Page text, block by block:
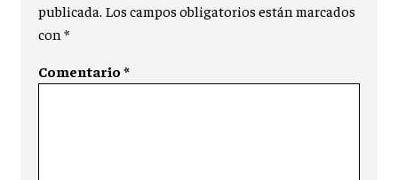
publicada. Los campos obligatorios están marcados
con*
Comentario*